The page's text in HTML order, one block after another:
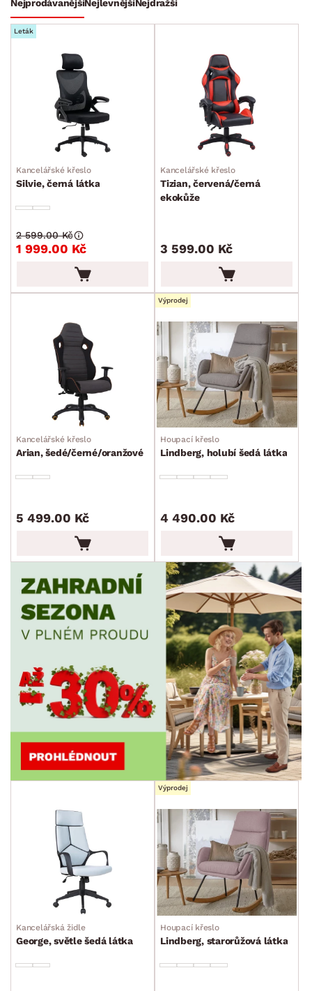
BARVA
ROZMĚRY
min. max.
min. cm max.
min. cm max. cm
min. cm max. cm
MATERIÁL
FUNKCE
STYL
SKLADOVOST
NejprodávanějšíNejlevnějšíNejdražší
Leták
Kancelářské křeslo
Silvie, černá látka
1 999.00 Kč
2 599.00 Kč
Kancelářské křeslo
Tizian, červená/černá
ekokůže
3 599.00 Kč
Kancelářské křeslo
Arian, šedé/černé/oranžové
5 499.00 Kč
Výprodej
Houpací křeslo
Lindberg, holubí šedá látka
4 490.00 Kč
Kancelářská židle
George, světle šedá látka
Výprodej
Houpací křeslo
Lindberg, starorůžová látka